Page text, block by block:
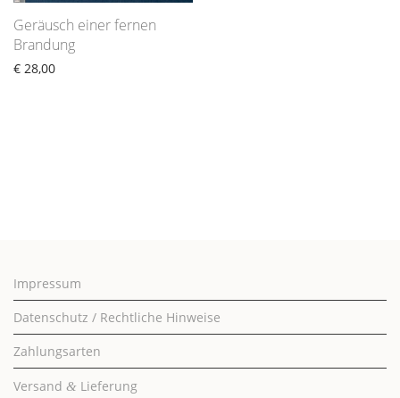
Geräusch einer fernen
Brandung
€ 28,00
Impressum
Datenschutz / Rechtliche Hinweise
Zahlungsarten
Versand & Lieferung